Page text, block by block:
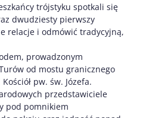
trójstyku spotkali się
dwudziesty pierwszy
relacje i odmówić tradycyjną,
prowadzonym
od mostu granicznego
pw. św. Józefa.
przedstawiciele
pod pomnikiem